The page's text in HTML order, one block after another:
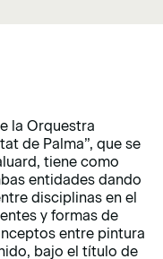
la Orquestra
de Palma”, que se
tiene como
entidades dando
disciplinas en el
y formas de
entre pintura
bajo el título de